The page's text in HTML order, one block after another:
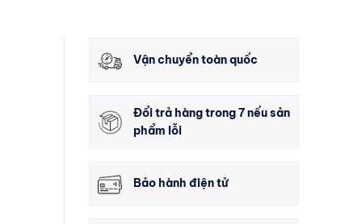
Vận chuyển toàn quốc
Đổi trả hàng trong 7 nếu sản
phẩm lỗi
Bảo hành điện tử